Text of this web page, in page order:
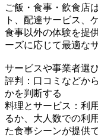
ご飯・食事・飲食店
ト、配達サービス、
食事以外の体験を提
ーズに応じて最適な
サービスや事業者選
評判：口コミなどか
かを判断する
料理とサービス：利
るか、大人数での利
た食事シーンが提供